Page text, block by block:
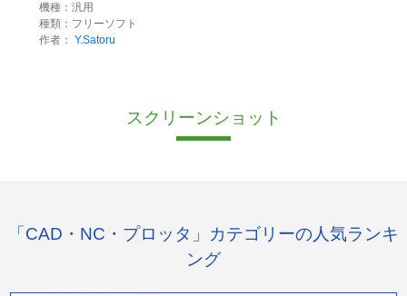
機種：汎用
種類：フリーソフト
作者： Y.Satoru
スクリーンショット
「CAD・NC・プロッタ」カテゴリーの人気ランキ
ング